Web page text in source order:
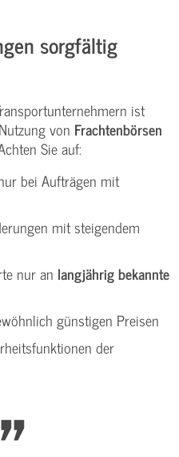
sorgfältig
ist
von Frachtenbörsen
Sie auf:
bei Aufträgen mit
mit steigendem
nur an langjährig bekannte
günstigen Preisen
der